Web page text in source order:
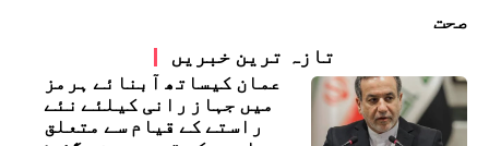
صحت
تازہ ترین خبریں
عمان کیساتھ آبنائے ہرمز
میں جہاز رانی کیلئے نئے
راستے کے قیام سے متعلق